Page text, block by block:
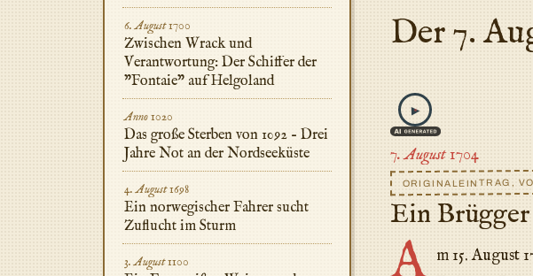
6. August 1700
Zwischen Wrack und
Verantwortung: Der Schiffer der
"Fontaie" auf Helgoland
Anno 1020
Das große Sterben von 1092 – Drei
Jahre Not an der Nordseeküste
4. August 1698
Ein norwegischer Fahrer sucht
Zuflucht im Sturm
3. August 1100
Der 7.
▶
7. August 1704
ORIGINALEINTRAG,
Ein
m 15. August